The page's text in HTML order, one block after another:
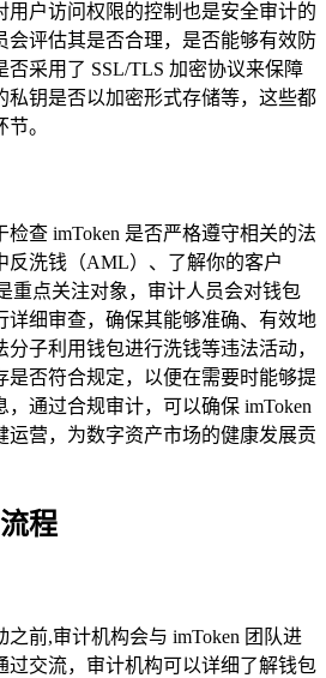
用户访问权限的控制也是安全审计的
会评估其是否合理，是否能够有效防
否采用了 SSL/TLS 加密协议来保障
私钥是否以加密形式存储等，这些都
。
查 imToken 是否严格遵守相关的法
反洗钱（AML）、了解你的客户
重点关注对象，审计人员会对钱包
详细审查，确保其能够准确、有效地
子利用钱包进行洗钱等违法活动，
是否符合规定，以便在需要时能够提
通过合规审计，可以确保 imToken
运营，为数字资产市场的健康发展贡
程
前,审计机构会与 imToken 团队进
过交流，审计机构可以详细了解钱包